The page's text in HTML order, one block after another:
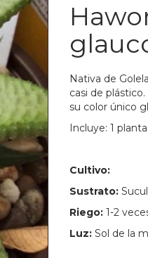
Nativa de
casi de
su color único
Incluye: 1
Cultivo:
Sustrato:
Riego: 1-2
Luz: Sol de la